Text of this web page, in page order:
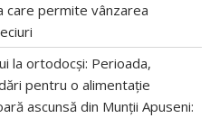
care permite vânzarea
la ortodocși: Perioada,
pentru o alimentație
ascunsă din Munții Apuseni: